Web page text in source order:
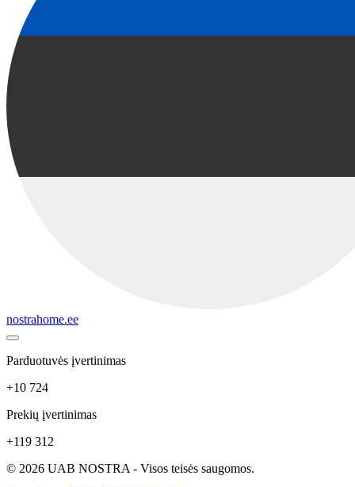
nostrahome.ee
Parduotuvės įvertinimas
+10 724
Prekių įvertinimas
+119 312
© 2026 UAB NOSTRA - Visos teisės saugomos.